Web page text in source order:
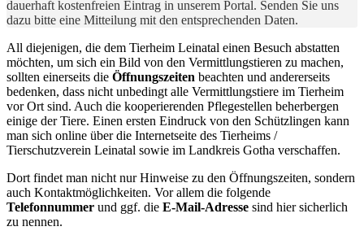
dauerhaft kostenfreien Eintrag in unserem Portal. Senden Sie uns
dazu bitte eine Mitteilung mit den entsprechenden Daten.
All diejenigen, die dem Tierheim Leinatal einen Besuch abstatten
möchten, um sich ein Bild von den Vermittlungstieren zu machen,
sollten einerseits die Öffnungszeiten beachten und andererseits
bedenken, dass nicht unbedingt alle Vermittlungstiere im Tierheim
vor Ort sind. Auch die kooperierenden Pflegestellen beherbergen
einige der Tiere. Einen ersten Eindruck von den Schützlingen kann
man sich online über die Internetseite des Tierheims /
Tierschutzverein Leinatal sowie im Landkreis Gotha verschaffen.
Dort findet man nicht nur Hinweise zu den Öffnungszeiten, sondern
auch Kontaktmöglichkeiten. Vor allem die folgende
Telefonnummer und ggf. die E-Mail-Adresse sind hier sicherlich
zu nennen.